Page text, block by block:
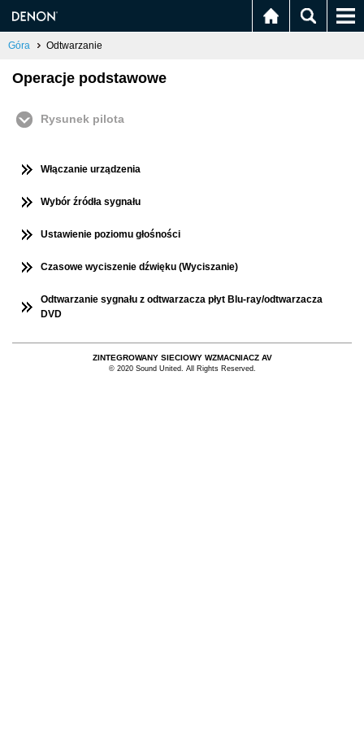
Góra Odtwarzanie
Operacje podstawowe
Rysunek pilota
Włączanie urządzenia
Wybór źródła sygnału
Ustawienie poziomu głośności
Czasowe wyciszenie dźwięku (Wyciszanie)
Odtwarzanie sygnału z odtwarzacza płyt Blu-ray/odtwarzacza
DVD
ZINTEGROWANY SIECIOWY WZMACNIACZ AV
© 2020 Sound United. All Rights Reserved.